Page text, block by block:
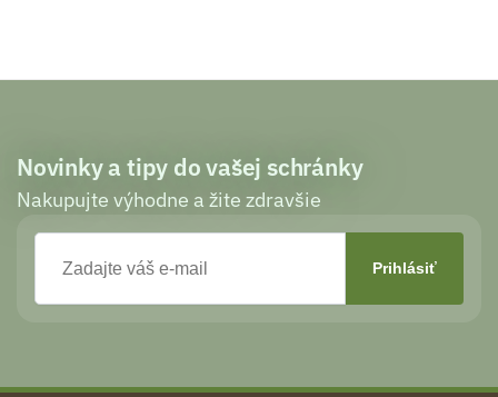
Novinky a tipy do vašej schránky
Nakupujte výhodne a žite zdravšie